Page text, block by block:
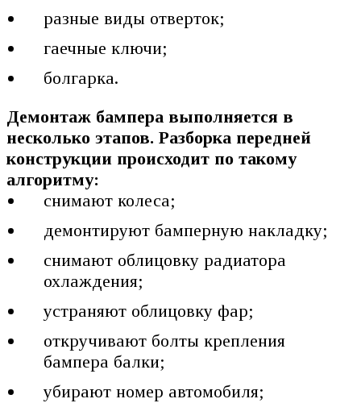
разные виды отверток;
гаечные ключи;
болгарка.
Демонтаж бампера выполняется в
несколько этапов. Разборка передней
конструкции происходит по такому
алгоритму:
снимают колеса;
демонтируют бамперную накладку;
снимают облицовку радиатора
охлаждения;
устраняют облицовку фар;
откручивают болты крепления
бампера балки;
убирают номер автомобиля;